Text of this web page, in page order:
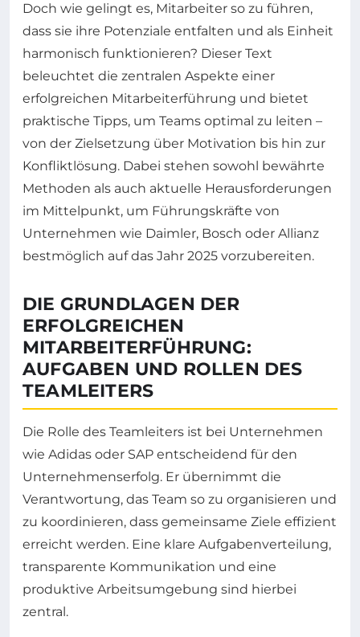
Doch wie gelingt es, Mitarbeiter so zu führen,
dass sie ihre Potenziale entfalten und als Einheit
harmonisch funktionieren? Dieser Text
beleuchtet die zentralen Aspekte einer
erfolgreichen Mitarbeiterführung und bietet
praktische Tipps, um Teams optimal zu leiten –
von der Zielsetzung über Motivation bis hin zur
Konfliktlösung. Dabei stehen sowohl bewährte
Methoden als auch aktuelle Herausforderungen
im Mittelpunkt, um Führungskräfte von
Unternehmen wie Daimler, Bosch oder Allianz
bestmöglich auf das Jahr 2025 vorzubereiten.
DIE GRUNDLAGEN DER
ERFOLGREICHEN
MITARBEITERFÜHRUNG:
AUFGABEN UND ROLLEN DES
TEAMLEITERS
Die Rolle des Teamleiters ist bei Unternehmen
wie Adidas oder SAP entscheidend für den
Unternehmenserfolg. Er übernimmt die
Verantwortung, das Team so zu organisieren und
zu koordinieren, dass gemeinsame Ziele effizient
erreicht werden. Eine klare Aufgabenverteilung,
transparente Kommunikation und eine
produktive Arbeitsumgebung sind hierbei
zentral.